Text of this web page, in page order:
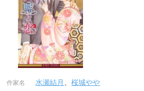
作家名 水瀬結月 、桜城やや